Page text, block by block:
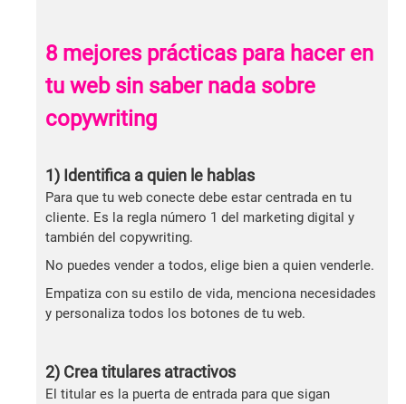
8 mejores prácticas para hacer en
tu web sin saber nada sobre
copywriting
1) Identifica a quien le hablas
Para que tu web conecte debe estar centrada en tu
cliente. Es la regla número 1 del marketing digital y
también del copywriting.
No puedes vender a todos, elige bien a quien venderle.
Empatiza con su estilo de vida, menciona necesidades
y personaliza todos los botones de tu web.
2) Crea titulares atractivos
El titular es la puerta de entrada para que sigan